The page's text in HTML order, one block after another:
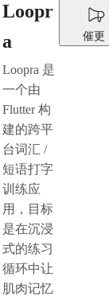
Loopr
a
Loopra 是
一个由
Flutter 构
建的跨平
台词汇 /
短语打字
训练应
用，目标
是在沉浸
式的练习
循环中让
肌肉记忆
催更